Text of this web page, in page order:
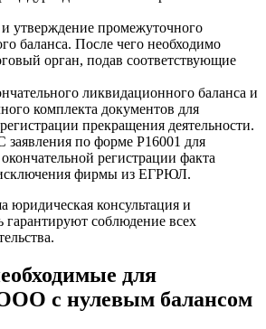
утверждение промежуточного
баланса. После чего необходимо
орган, подав соответствующие
ликвидационного баланса и
комплекта документов для
прекращения деятельности.
по форме Р16001 для
регистрации факта
фирмы из ЕГРЮЛ.
юридическая консультация и
гарантируют соблюдение всех
для
с нулевым балансом